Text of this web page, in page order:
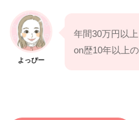
よっぴー
年間30万円以
on歴10年以上